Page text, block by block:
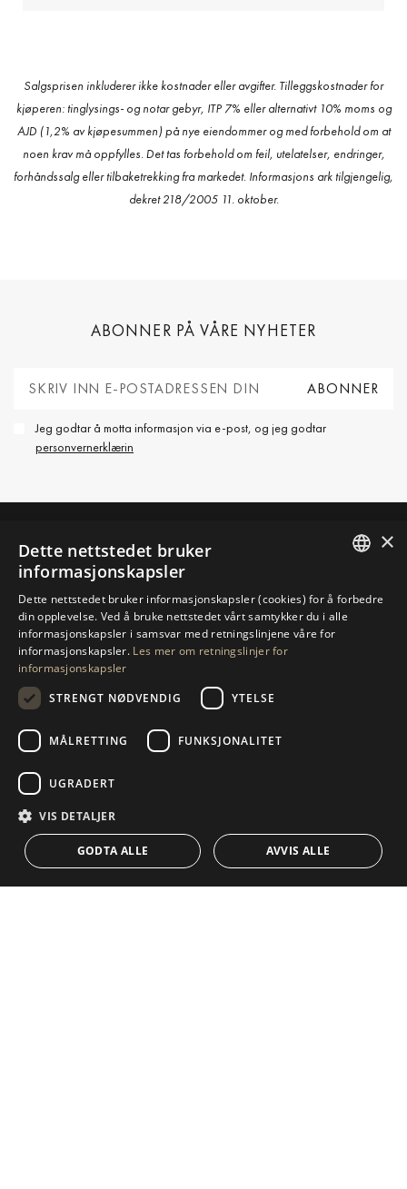
Salgsprisen inkluderer ikke kostnader eller avgifter. Tilleggskostnader for
kjøperen: tinglysings- og notar gebyr, ITP 7% eller alternativt 10% moms og
AJD (1,2% av kjøpesummen) på nye eiendommer og med forbehold om at
noen krav må oppfylles. Det tas forbehold om feil, utelatelser, endringer,
forhåndssalg eller tilbaketrekking fra markedet. Informasjons ark tilgjengelig,
dekret 218/2005 11. oktober.
ABONNER PÅ VÅRE NYHETER
Jeg godtar å motta informasjon via e-post, og jeg godtar
personvernerklærin
TA KONTAKT MED OSS
BE OM MER INFORMASJON
SEND OSS EN MELDING
NAVIGASJON
Egenskaper
Veiledninger
Team
Blogg
SAMLING
Frontline Beach
KONTAKT
SPANISH
DUTCH
×
Dette nettstedet bruker
informasjonskapsler
Dette nettstedet bruker informasjonskapsler (cookies) for å forbedre
din opplevelse. Ved å bruke nettstedet vårt samtykker du i alle
informasjonskapsler i samsvar med retningslinjene våre for
informasjonskapsler. Les mer om retningslinjer for
informasjonskapsler
STRENGT NØDVENDIG
YTELSE
MÅLRETTING FUNKSJONALITET
UGRADERT
VIS DETALJER
GODTA ALLE AVVIS ALLE